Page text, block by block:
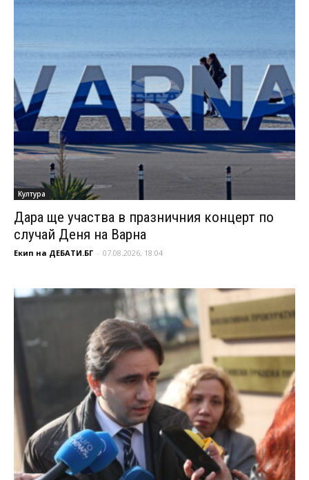
Култура
Дара ще участва в празничния концерт по
случай Деня на Варна
Екип на ДЕБАТИ.БГ - 07.08.2026, 18:04